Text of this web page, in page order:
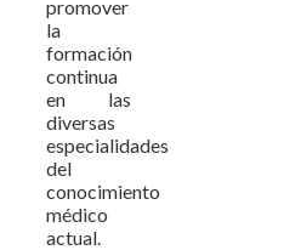
promover
la
formación
continua
en las
diversas
especialidades
del
conocimiento
médico
actual.